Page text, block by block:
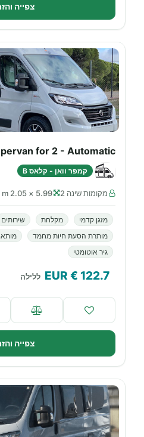
צפייה
for 2 - Automatic
קמפר וואן - קלאס B
מקומות שינה 2 5.99 × 2.05 m
מזגן קדמי מקלחת
שירותים
מותרת הסעת חיות מחמד
גיר אוטומטי
122.7
€ EUR ללילה
צפייה